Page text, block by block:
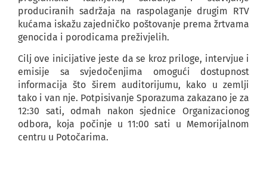
produciranih sadržaja na raspolaganje drugim RTV
kućama iskažu zajedničko poštovanje prema žrtvama
genocida i porodicama preživjelih.
Cilj ove inicijative jeste da se kroz priloge, intervjue i
emisije sa svjedočenjima omogući dostupnost
informacija što širem auditorijumu, kako u zemlji
tako i van nje. Potpisivanje Sporazuma zakazano je za
12:30 sati, odmah nakon sjednice Organizacionog
odbora, koja počinje u 11:00 sati u Memorijalnom
centru u Potočarima.